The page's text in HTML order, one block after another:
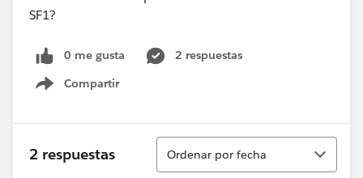
0 me gusta
2 respuestas
Compartir
Show menu
2 respuestas
Ordenar
Ordenar por fecha